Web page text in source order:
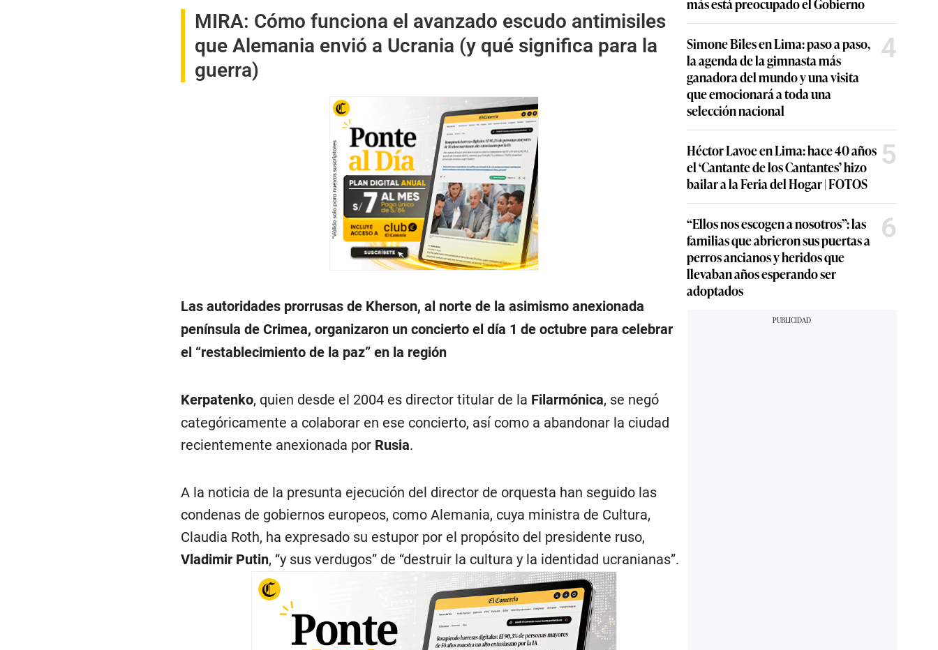
MIRA: Cómo funciona el avanzado escudo antimisiles
que Alemania envió a Ucrania (y qué significa para la
guerra)
Las autoridades prorrusas de Kherson, al norte de la asimismo anexionada
península de Crimea, organizaron un concierto el día 1 de octubre para celebrar
el “restablecimiento de la paz” en la región
Kerpatenko, quien desde el 2004 es director titular de la Filarmónica, se negó
categóricamente a colaborar en ese concierto, así como a abandonar la ciudad
recientemente anexionada por Rusia.
A la noticia de la presunta ejecución del director de orquesta han seguido las
condenas de gobiernos europeos, como Alemania, cuya ministra de Cultura,
Claudia Roth, ha expresado su estupor por el propósito del presidente ruso,
Vladimir Putin, “y sus verdugos” de “destruir la cultura y la identidad ucranianas”.
Simone Biles en Lima: paso a paso,
la agenda de la gimnasta más
ganadora del mundo y una visita
que emocionará a toda una
selección nacional
4
Héctor Lavoe en Lima: hace 40 años
el ‘Cantante de los Cantantes’ hizo
bailar a la Feria del Hogar | FOTOS
5
“Ellos nos escogen a nosotros”: las
familias que abrieron sus puertas a
perros ancianos y heridos que
llevaban años esperando ser
adoptados
6